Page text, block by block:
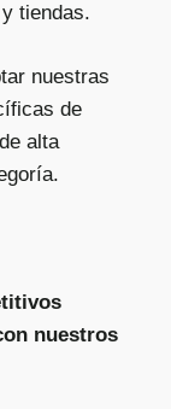
tiendas.
nuestras
de
alta
nuestros